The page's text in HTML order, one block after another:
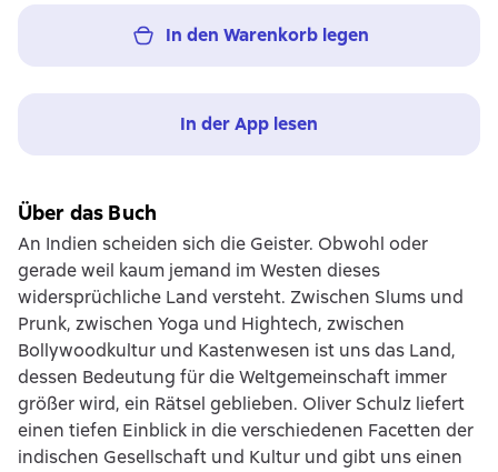
In den Warenkorb legen
In der App lesen
Über das Buch
An Indien scheiden sich die Geister. Obwohl oder
gerade weil kaum jemand im Westen dieses
widersprüchliche Land versteht. Zwischen Slums und
Prunk, zwischen Yoga und Hightech, zwischen
Bollywoodkultur und Kastenwesen ist uns das Land,
dessen Bedeutung für die Weltgemeinschaft immer
größer wird, ein Rätsel geblieben. Oliver Schulz liefert
einen tiefen Einblick in die verschiedenen Facetten der
indischen Gesellschaft und Kultur und gibt uns einen